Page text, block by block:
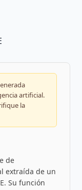
artificial.
la
de
extraída de un
Su función